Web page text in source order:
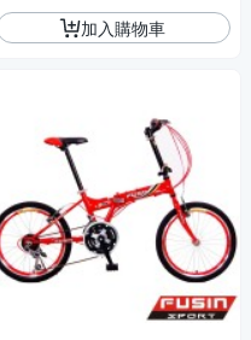
加入購物車